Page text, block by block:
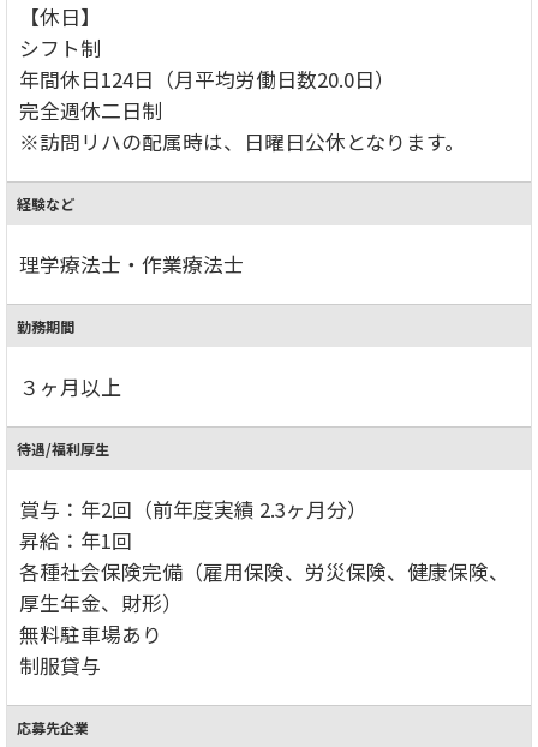
【休日】
シフト制
年間休日124日（月平均労働日数20.0日）
完全週休二日制
※訪問リハの配属時は、日曜日公休となります。
経験など
理学療法士・作業療法士
勤務期間
３ヶ月以上
待遇/福利厚生
賞与：年2回（前年度実績 2.3ヶ月分）
昇給：年1回
各種社会保険完備（雇用保険、労災保険、健康保険、
厚生年金、財形）
無料駐車場あり
制服貸与
応募先企業